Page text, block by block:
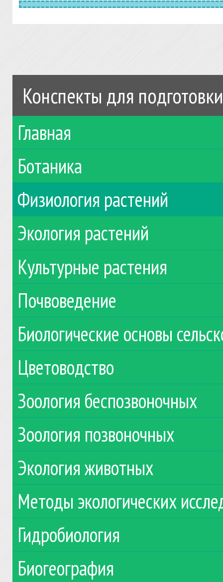
Конспекты для
Главная
Ботаника
Физиология растений
Экология растений
Культурные растения
Почвоведение
Биологические основы
Цветоводство
Зоология беспозвоночных
Зоология позвоночных
Экология животных
Методы экологических
Гидробиология
Биогеография